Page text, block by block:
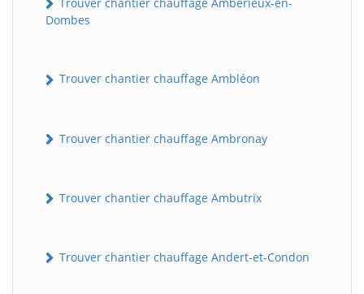
Dombes
Trouver chantier chauffage Ambléon
Trouver chantier chauffage Ambronay
Trouver chantier chauffage Ambutrix
Trouver chantier chauffage Andert-et-Condon